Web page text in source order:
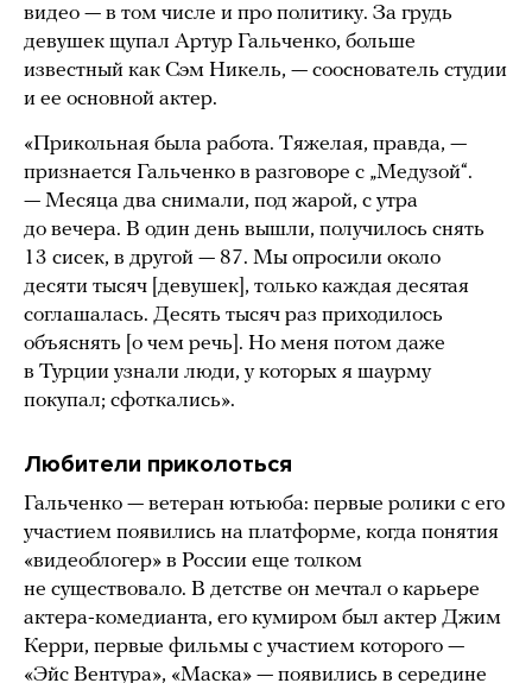
видео — в том числе и про политику. За грудь
девушек щупал Артур Гальченко, больше
известный как Сэм Никель, — сооснователь студии
и ее основной актер.
«Прикольная была работа. Тяжелая, правда, —
признается Гальченко в разговоре с „Медузой“.
— Месяца два снимали, под жарой, с утра
до вечера. В один день вышли, получилось снять
13 сисек, в другой — 87. Мы опросили около
десяти тысяч [девушек], только каждая десятая
соглашалась. Десять тысяч раз приходилось
объяснять [о чем речь]. Но меня потом даже
в Турции узнали люди, у которых я шаурму
покупал; сфоткались».
Любители приколоться
Гальченко — ветеран ютьюба: первые ролики с его
участием появились на платформе, когда понятия
«видеоблогер» в России еще толком
не существовало. В детстве он мечтал о карьере
актера-комедианта, его кумиром был актер Джим
Керри, первые фильмы с участием которого —
«Эйс Вентура», «Маска» — появились в середине